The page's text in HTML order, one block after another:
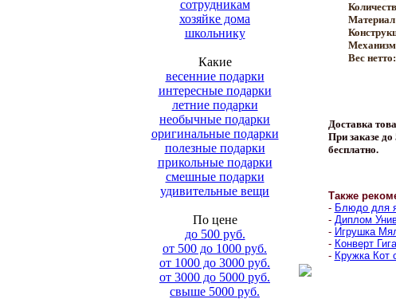
сотрудникам
хозяйке дома
школьнику
Какие
весенние подарки
интересные подарки
летние подарки
необычные подарки
оригинальные подарки
полезные подарки
прикольные подарки
смешные подарки
удивительные вещи
По цене
до 500 руб.
от 500 до 1000 руб.
от 1000 до 3000 руб.
от 3000 до 5000 руб.
свыше 5000 руб.
Материал
Вес
Доставка
При заказе
бесплатно.
Также
- Блюдо для
- Диплом
- Игрушка
- Конверт
- Кружка Кот